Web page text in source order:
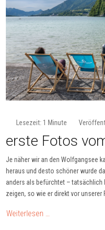
Lesezeit: 1 Minute
erste Fotos
Je näher wir an den Wolfgangsee
heraus und desto schöner wurde
anders als befürchtet – tatsächlich
zeigen, so wie er direkt vor unserer
Weiterlesen …